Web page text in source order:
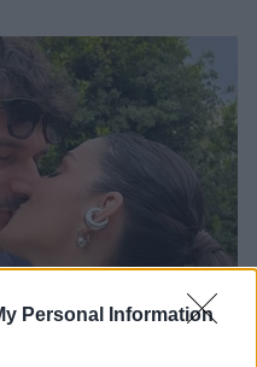
Personal Information